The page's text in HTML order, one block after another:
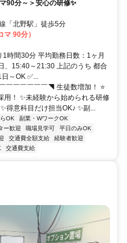
90分～＞安心の研修✨
「北野駅」徒歩5分
90分）
時間30分 平均勤務日数：1ヶ月
、15:40～21:30 上記のうち 都合
～OK ✅...
￣￣￣￣￣￣◥ 生徒数増加！ ⭐
！ ✨未経験から始められる研修
得意科目だけ担当OK♪ ✨副...
OK
副業・WワークOK
ー歓迎 職場見学可
平日のみOK
交通費全額支給
経験者歓迎
交通費支給